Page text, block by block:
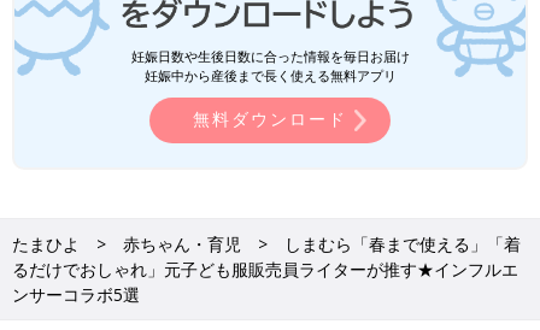
妊娠日数や生後日数に合った情報を毎日お届け
妊娠中から産後まで長く使える無料アプリ
無料ダウンロード
たまひよ 赤ちゃん・育児
しまむら「春まで使える」「着
るだけでおしゃれ」元子ども服販売員ライターが推す★インフルエ
ンサーコラボ5選